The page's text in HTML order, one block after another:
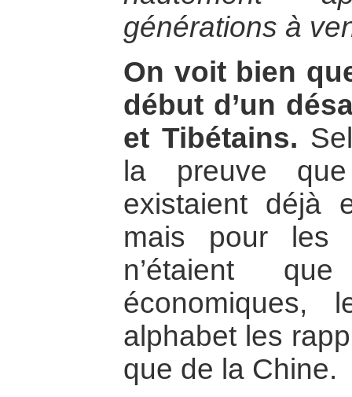
générations à
On voit bien
début d’un
et Tibétains.
la preuve
existaient déjà
mais pour les
n’étaient
économiques,
alphabet les
que de la Chine.